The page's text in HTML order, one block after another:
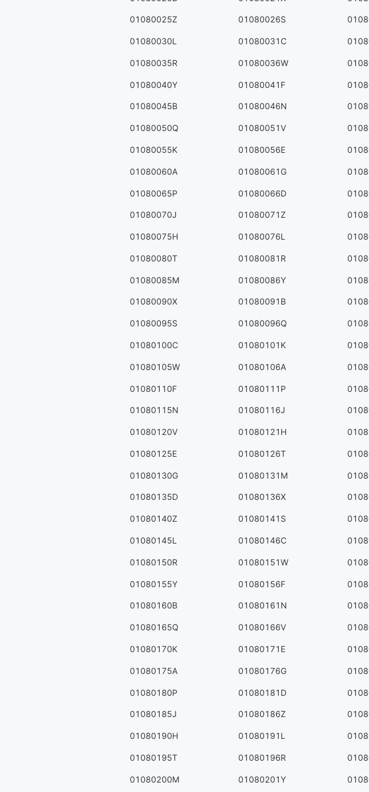
01080025Z 01080026S
01080030L 01080031C
01080035R 01080036W
01080040Y 01080041F
01080045B 01080046N
01080050Q 01080051V
01080055K 01080056E
01080060A 01080061G
01080065P 01080066D
01080070J 01080071Z
01080075H 01080076L
01080080T 01080081R
01080085M 01080086Y
01080090X 01080091B
01080095S 01080096Q
01080100C 01080101K
01080105W 01080106A
01080110F 01080111P
01080115N 01080116J
01080120V 01080121H
01080125E 01080126T
01080130G 01080131M
01080135D 01080136X
01080140Z 01080141S
01080145L 01080146C
01080150R 01080151W
01080155Y 01080156F
01080160B 01080161N
01080165Q 01080166V
01080170K 01080171E
01080175A 01080176G
01080180P 01080181D
01080185J 01080186Z
01080190H 01080191L
01080195T 01080196R
01080200M 01080201Y